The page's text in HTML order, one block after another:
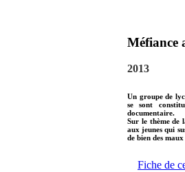
Méfiance
2013
Un groupe de
se sont
documentaire.
Sur le thème de
aux jeunes qui
de bien des
Fiche de